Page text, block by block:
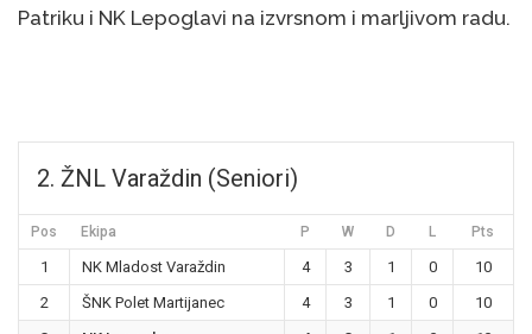
Patriku i NK Lepoglavi na izvrsnom i marljivom radu.
2. ŽNL Varaždin (Seniori)
Pos Ekipa P W D L Pts
1 NK Mladost Varaždin 4 3 1 0
10
2
ŠNK Polet Martijanec 4 3 1 0
10